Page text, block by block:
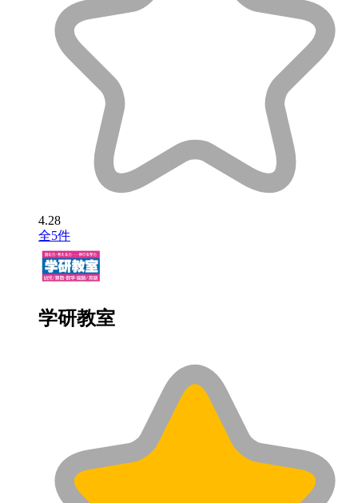
4.28
全5件
学研教室